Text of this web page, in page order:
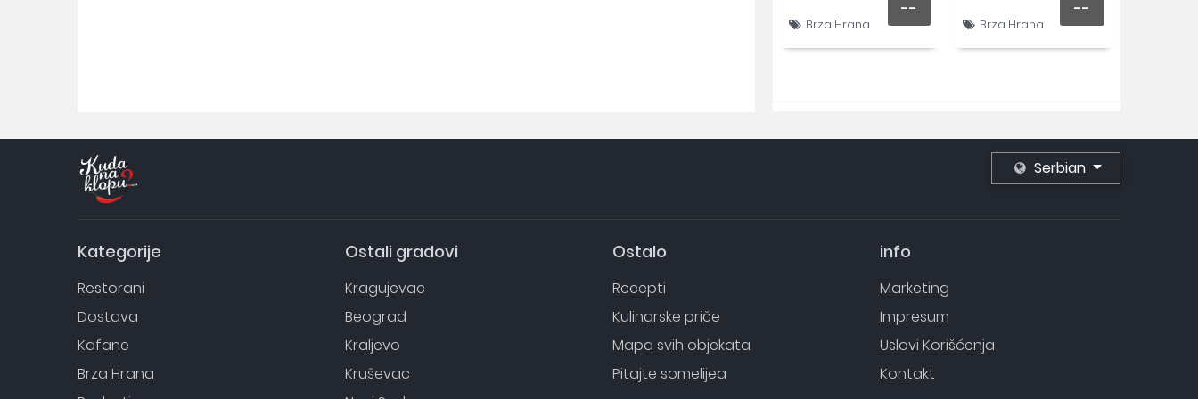
Brza Hrana
--
Brza Hrana
--
Serbian
Kategorije
Restorani
Dostava
Kafane
Brza Hrana
Ostali gradovi
Kragujevac
Beograd
Kraljevo
Kruševac
Ostalo
Recepti
Kulinarske priče
Mapa svih objekata
Pitajte somelijea
info
Marketing
Impresum
Uslovi Korišćenja
Kontakt